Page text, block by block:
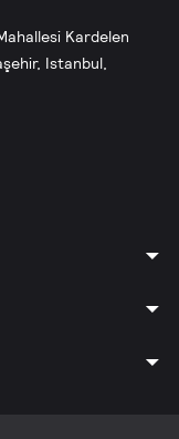
Kardelen
Istanbul,